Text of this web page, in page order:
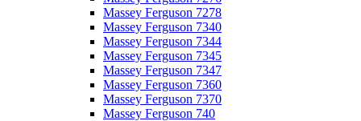
Massey Ferguson 7278
Massey Ferguson 7340
Massey Ferguson 7344
Massey Ferguson 7345
Massey Ferguson 7347
Massey Ferguson 7360
Massey Ferguson 7370
Massey Ferguson 740